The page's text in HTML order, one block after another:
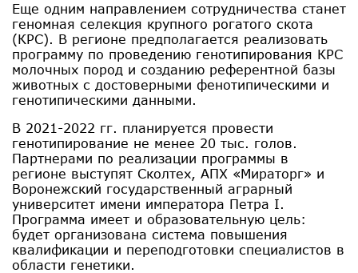
Еще одним направлением сотрудничества станет
геномная селекция крупного рогатого скота
(КРС). В регионе предполагается реализовать
программу по проведению генотипирования КРС
молочных пород и созданию референтной базы
животных с достоверными фенотипическими и
генотипическими данными.
В 2021-2022 гг. планируется провести
генотипирование не менее 20 тыс. голов.
Партнерами по реализации программы в
регионе выступят Сколтех, АПХ «Мираторг» и
Воронежский государственный аграрный
университет имени императора Петра I.
Программа имеет и образовательную цель:
будет организована система повышения
квалификации и переподготовки специалистов в
области генетики.